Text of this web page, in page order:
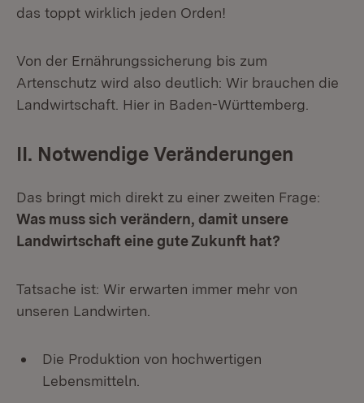
das toppt wirklich jeden Orden!
Von der Ernährungssicherung bis zum
Artenschutz wird also deutlich: Wir brauchen die
Landwirtschaft. Hier in Baden-Württemberg.
II. Notwendige Veränderungen
Das bringt mich direkt zu einer zweiten Frage:
Was muss sich verändern, damit unsere
Landwirtschaft eine gute Zukunft hat?
Tatsache ist: Wir erwarten immer mehr von
unseren Landwirten.
Die Produktion von hochwertigen
Lebensmitteln.